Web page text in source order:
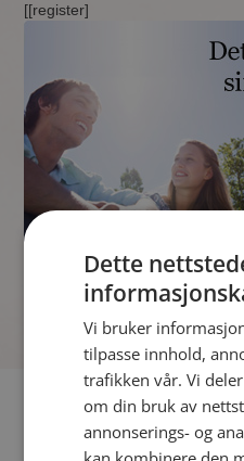
[[register]
Fler single
Dette
Vi bruker
tilpasse innhold,
trafikken vår. Vi
om din bruk av
annonserings- og